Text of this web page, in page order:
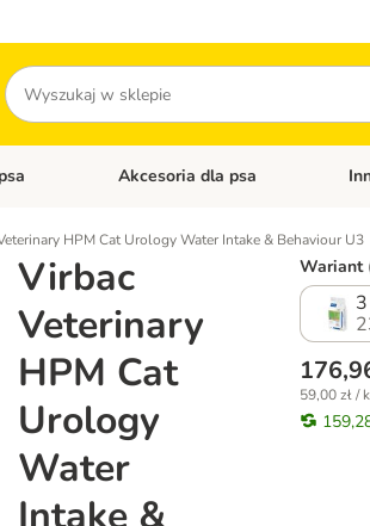
Szukaj
kategorii: Akcesoria dla kotaOtwórz menu kategorii: Karma dla
Akcesoria dla psa
HPM Cat Urology Water Intake & Behaviour U3
Virbac
Veterinary
HPM Cat
Urology
Water
Wariant
59,00 zł /